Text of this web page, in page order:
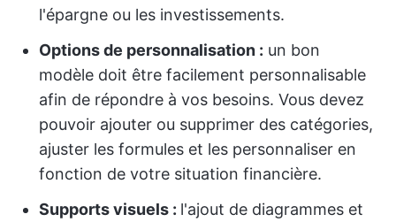
l'épargne ou les investissements.
Options de personnalisation : un bon
modèle doit être facilement personnalisable
afin de répondre à vos besoins. Vous devez
pouvoir ajouter ou supprimer des catégories,
ajuster les formules et les personnaliser en
fonction de votre situation financière.
Supports visuels : l'ajout de diagrammes et